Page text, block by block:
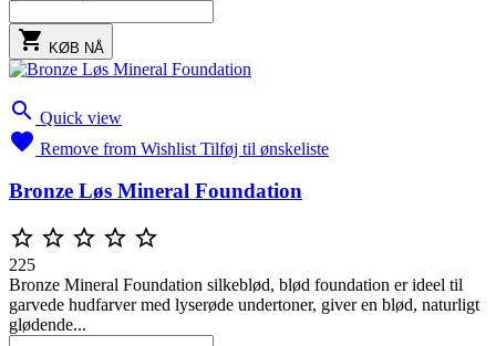
 KØB NÅ
 Quick view
 Remove from Wishlist Tilføj til ønskeliste
Bronze Løs Mineral Foundation
    
225
Bronze Mineral Foundation silkeblød, blød foundation er ideel til
garvede hudfarver med lyserøde undertoner, giver en blød, naturligt
glødende...